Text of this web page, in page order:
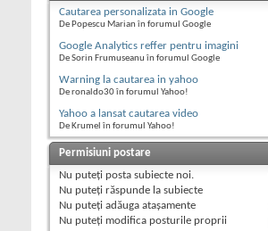
Cautarea personalizata in Google
De Popescu Marian în forumul Google
Google Analytics reffer pentru imagini
De Sorin Frumuseanu în forumul Google
Warning la cautarea in yahoo
De ronaldo30 în forumul Yahoo!
Yahoo a lansat cautarea video
De Krumel în forumul Yahoo!
Permisiuni postare
Nu puteţi posta subiecte noi.
Nu puteţi răspunde la subiecte
Nu puteţi adăuga ataşamente
Nu puteţi modifica posturile proprii